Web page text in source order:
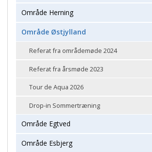
Område Herning
Område Østjylland
Referat fra områdemøde 2024
Referat fra årsmøde 2023
Tour de Aqua 2026
Drop-in Sommertræning
Område Egtved
Område Esbjerg